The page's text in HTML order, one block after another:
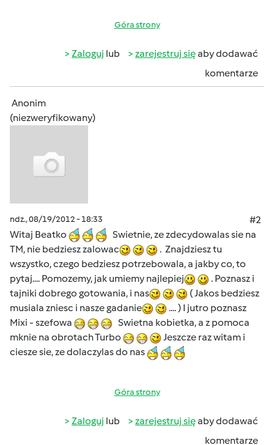
Góra strony
Zaloguj lub zarejestruj sięaby dodawać
komentarze
Anonim
(niezweryfikowany)
ndz., 08/19/2012 - 18:33
#2
Witaj Beatko
Swietnie, ze zdecydowalas sie na
TM, nie bedziesz zalowac
. Znajdziesz tu
wszystko, czego bedziesz potrzebowala, a jakby co, to
pytaj.... Pomozemy, jak umiemy najlepiej
. Poznasz i
tajniki dobrego gotowania, i nas
( Jakos bedziesz
musiala zniesc i nasze gadanie
.... ) I jutro poznasz
Mixi - szefowa
Swietna kobietka, a z pomoca
mknie na obrotach Turbo
Jeszcze raz witam i
ciesze sie, ze dolaczylas do nas
Góra strony
Zaloguj lub zarejestruj sięaby dodawać
komentarze